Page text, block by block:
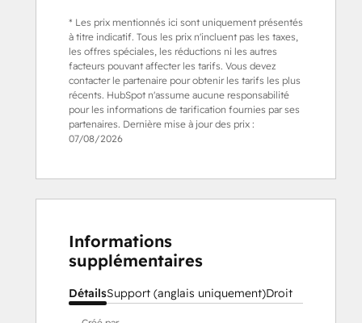
* Les prix mentionnés ici sont uniquement présentés
à titre indicatif. Tous les prix n'incluent pas les taxes,
les offres spéciales, les réductions ni les autres
facteurs pouvant affecter les tarifs. Vous devez
contacter le partenaire pour obtenir les tarifs les plus
récents. HubSpot n'assume aucune responsabilité
pour les informations de tarification fournies par ses
partenaires. Dernière mise à jour des prix :
07/08/2026
Informations
supplémentaires
DétailsSupport (anglais uniquement)Droit